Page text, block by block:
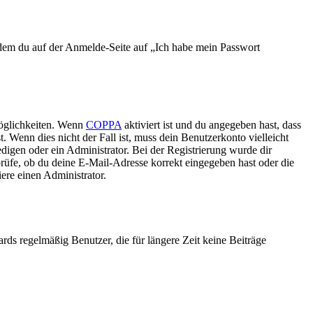
du auf der Anmelde-Seite auf „Ich habe mein Passwort
Wenn COPPA aktiviert ist und du angegeben hast, dass
Wenn dies nicht der Fall ist, muss dein Benutzerkonto vielleicht
oder ein Administrator. Bei der Registrierung wurde dir
ob du deine E-Mail-Adresse korrekt eingegeben hast oder die
einen Administrator.
regelmäßig Benutzer, die für längere Zeit keine Beiträge